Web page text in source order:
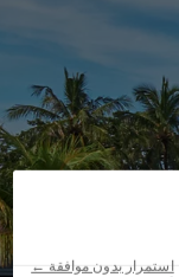
استمرار بدون موافقة ←